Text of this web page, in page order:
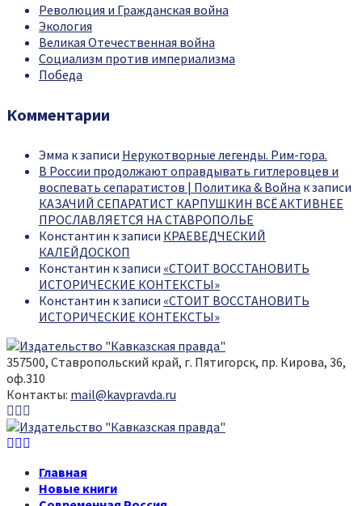
Революция и Гражданская война
Экология
Великая Отечественная война
Социализм против империализма
Победа
Комментарии
Эмма к записи Нерукотворные легенды. Рим-гора.
В России продолжают оправдывать гитлеровцев и
воспевать сепаратистов | Политика & Война к записи
КАЗАЧИЙ СЕПАРАТИСТ КАРПУШКИН ВСЁ АКТИВНЕЕ
ПРОСЛАВЛЯЕТСЯ НА СТАВРОПОЛЬЕ
Константин к записи КРАЕВЕДЧЕСКИЙ
КАЛЕЙДОСКОП
Константин к записи «СТОИТ ВОССТАНОВИТЬ
ИСТОРИЧЕСКИЕ КОНТЕКСТЫ»
Константин к записи «СТОИТ ВОССТАНОВИТЬ
ИСТОРИЧЕСКИЕ КОНТЕКСТЫ»
357500, Ставропольский край, г. Пятигорск, пр. Кирова, 36,
оф.310
Контакты: mail@kavpravda.ru
Youtube
Vk
Youtube
Vk
Главная
Новые книги